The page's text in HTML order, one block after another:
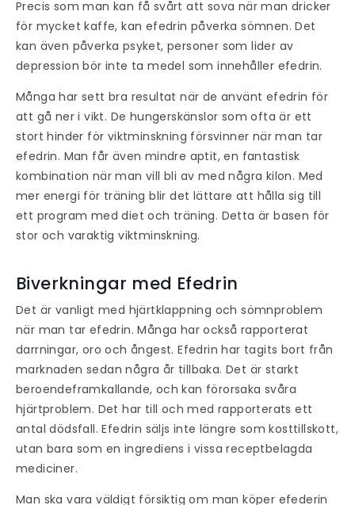
Precis som man kan få svårt att sova när man dricker
för mycket kaffe, kan efedrin påverka sömnen. Det
kan även påverka psyket, personer som lider av
depression bör inte ta medel som innehåller efedrin.
Många har sett bra resultat när de använt efedrin för
att gå ner i vikt. De hungerskänslor som ofta är ett
stort hinder för viktminskning försvinner när man tar
efedrin. Man får även mindre aptit, en fantastisk
kombination när man vill bli av med några kilon. Med
mer energi för träning blir det lättare att hålla sig till
ett program med diet och träning. Detta är basen för
stor och varaktig viktminskning.
Biverkningar med Efedrin
Det är vanligt med hjärtklappning och sömnproblem
när man tar efedrin. Många har också rapporterat
darrningar, oro och ångest. Efedrin har tagits bort från
marknaden sedan några år tillbaka. Det är starkt
beroendeframkallande, och kan förorsaka svåra
hjärtproblem. Det har till och med rapporterats ett
antal dödsfall. Efedrin säljs inte längre som kosttillskott,
utan bara som en ingrediens i vissa receptbelagda
mediciner.
Man ska vara väldigt försiktig om man köper efederin